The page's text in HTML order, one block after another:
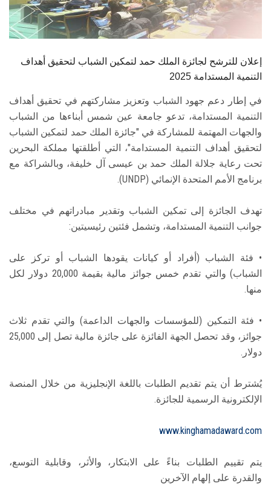
الموظفون
الزائـرون
إعلان للترشح لجائزة الملك حمد لتمكين الشباب لتحقيق أهداف
التنمية المستدامة 2025
في إطار دعم جهود الشباب وتعزيز مشاركتهم في تحقيق أهداف
التنمية المستدامة، تدعو جامعة عين شمس أبناءها من الشباب
والجهات المهتمة للمشاركة في "جائزة الملك حمد لتمكين الشباب
لتحقيق أهداف التنمية المستدامة"، التي أطلقتها مملكة البحرين
تحت رعاية جلالة الملك حمد بن عيسى آل خليفة، وبالشراكة مع
برنامج الأمم المتحدة الإنمائي (UNDP).
تهدف الجائزة إلى تمكين الشباب وتقدير مبادراتهم في مختلف
جوانب التنمية المستدامة، وتشمل فئتين رئيسيتين:
• فئة الشباب (أفراد أو كيانات يقودها الشباب أو تركز على
الشباب) والتي تقدم خمس جوائز مالية بقيمة 20,000 دولار لكل
منها.
• فئة التمكين (للمؤسسات والجهات الداعمة) والتي تقدم ثلاث
جوائز، وقد تحصل الجهة الفائزة على جائزة مالية تصل إلى 25,000
دولار.
يُشترط أن يتم تقديم الطلبات باللغة الإنجليزية من خلال المنصة
الإلكترونية الرسمية للجائزة.
www.kinghamadaward.com
يتم تقييم الطلبات بناءً على الابتكار، والأثر، وقابلية التوسع،
والقدرة على إلهام الآخرين